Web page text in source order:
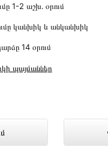
1-2 աշխ․ օրում
կանխիկ և անկանխիկ
14 օրում
պայմաններ
առցանց